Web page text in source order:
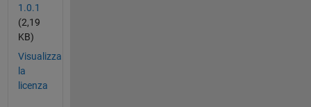
1.0.1
(2,19
KB)
Visualizza
la
licenza